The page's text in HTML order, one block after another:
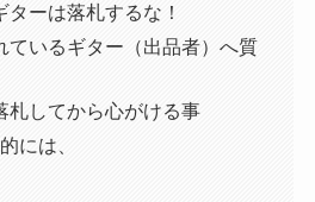
ーは落札するな！
いるギター（出品者）へ質
してから心がける事
には、